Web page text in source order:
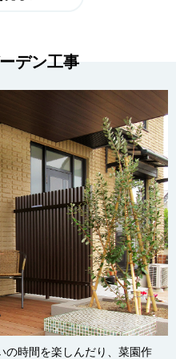
デン工事
の時間を楽しんだり、菜園作